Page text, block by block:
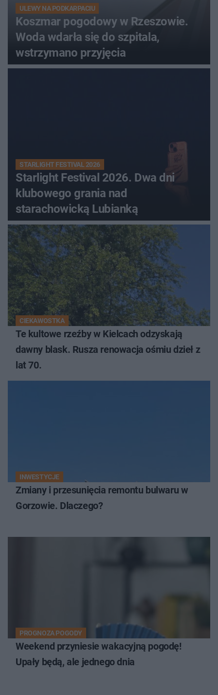
ULEWY NA PODKARPACIU
Koszmar pogodowy w Rzeszowie.
Woda wdarła się do szpitala,
wstrzymano przyjęcia
STARLIGHT FESTIVAL 2026
Starlight Festival 2026. Dwa dni
klubowego grania nad
starachowicką Lubianką
CIEKAWOSTKA
Te kultowe rzeźby w Kielcach odzyskają
dawny blask. Rusza renowacja ośmiu dzieł z
lat 70.
INWESTYCJE
Zmiany i przesunięcia remontu bulwaru w
Gorzowie. Dlaczego?
PROGNOZA POGODY
Weekend przyniesie wakacyjną pogodę!
Upały będą, ale jednego dnia